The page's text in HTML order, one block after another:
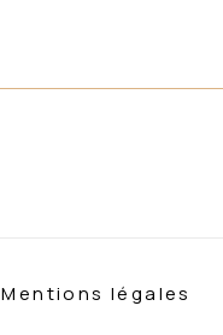
Mentions légales